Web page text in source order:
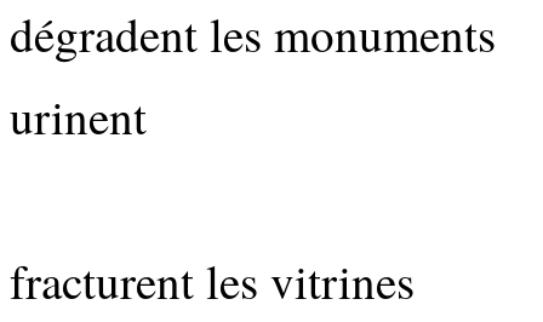
dégradent les monuments
urinent
fracturent les vitrines